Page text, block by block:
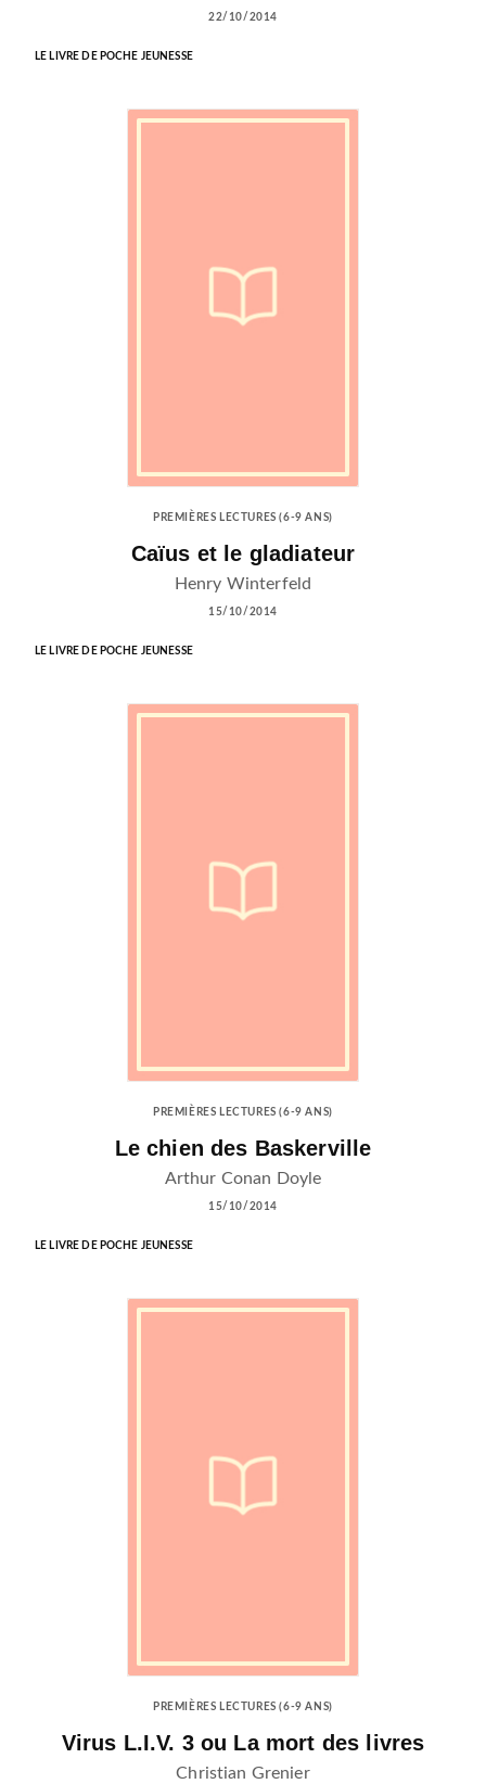
22/10/2014
LE LIVRE DE POCHE JEUNESSE
PREMIÈRES LECTURES (6-9 ANS)
Caïus et le gladiateur
Henry Winterfeld
15/10/2014
LE LIVRE DE POCHE JEUNESSE
PREMIÈRES LECTURES (6-9 ANS)
Le chien des Baskerville
Arthur Conan Doyle
15/10/2014
LE LIVRE DE POCHE JEUNESSE
PREMIÈRES LECTURES (6-9 ANS)
Virus L.I.V. 3 ou La mort des livres
Christian Grenier